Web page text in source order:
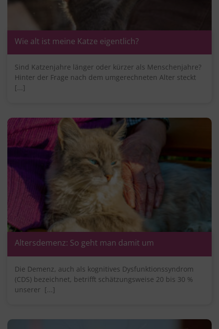
Wie alt ist meine Katze eigentlich?
Sind Katzenjahre länger oder kürzer als Menschenjahre?
Hinter der Frage nach dem umgerechneten Alter steckt
[...]
Altersdemenz: So geht man damit um
Die Demenz, auch als kognitives Dysfunktionssyndrom
(CDS) bezeichnet, betrifft schätzungsweise 20 bis 30 %
unserer [...]